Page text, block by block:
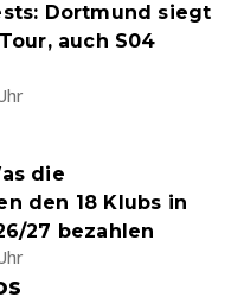
Dortmund siegt
auch S04
die
den 18 Klubs in
27 bezahlen